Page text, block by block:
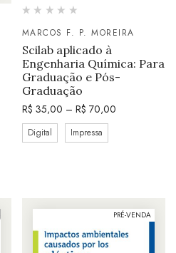
MARCOS F. P. MOREIRA
Scilab aplicado à
Engenharia Química: Para
Graduação e Pós-
Graduação
R$ 35,00 – R$ 70,00
Digital Impressa
PRÉ-VENDA